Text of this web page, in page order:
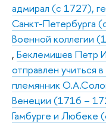
адмирал (с 1727),
Санкт-Петербурга
Военной коллегии
, Беклемишев Петр
отправлен учиться
племянник
Венеции (1716 –
Гамбурге и Любеке